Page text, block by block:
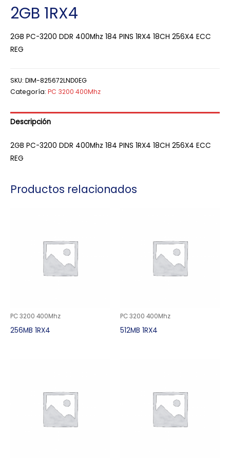
2GB 1RX4
2GB PC-3200 DDR 400Mhz 184 PINS 1RX4 18CH 256X4 ECC
REG
SKU: DIM-825672LND0EG
Categoría: PC 3200 400Mhz
Descripción
2GB PC-3200 DDR 400Mhz 184 PINS 1RX4 18CH 256X4 ECC
REG
Productos relacionados
PC 3200 400Mhz
256MB 1RX4
PC 3200 400Mhz
512MB 1RX4